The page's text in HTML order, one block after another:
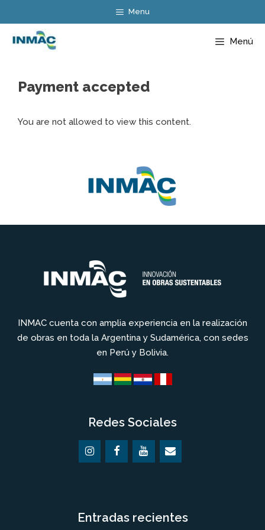
al
contenido
Menu
Menú
Payment accepted
You are not allowed to view this content.
INMAC cuenta con amplia experiencia en la realización
de obras en toda la Argentina y Sudamérica, con sedes
en Perú y Bolivia.
Redes Sociales
Entradas recientes